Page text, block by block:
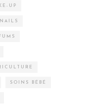
UP
NAILS
SOINS BÉBÉ